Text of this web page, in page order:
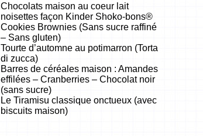
Chocolats maison au coeur lait
noisettes façon Kinder Shoko-bons®
Cookies Brownies (Sans sucre raffiné
– Sans gluten)
Tourte d’automne au potimarron (Torta
di zucca)
Barres de céréales maison : Amandes
effilées – Cranberries – Chocolat noir
(sans sucre)
Le Tiramisu classique onctueux (avec
biscuits maison)